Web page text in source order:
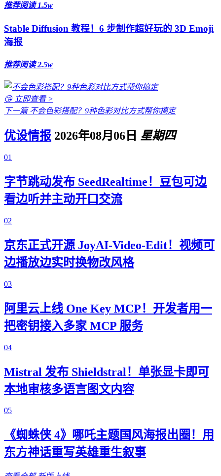
推荐阅读 1.5w
Stable Diffusion 教程！6 步制作超好玩的 3D Emoji
海报
推荐阅读 2.5w
😘 立即查看 >
下一篇不会色彩搭配？9种色彩对比方式帮你搞定
优设情报 2026年08月06日 星期四
01
字节跳动发布 SeedRealtime！豆包可边
看边听并主动开口交流
02
京东正式开源 JoyAI-Video-Edit！视频可
边播放边实时换物改风格
03
阿里云上线 One Key MCP！开发者用一
把密钥接入多家 MCP 服务
04
Mistral 发布 Shieldstral！单张显卡即可
本地审核多语言图文内容
05
《蜘蛛侠 4》哪吒主题国风海报出圈！用
东方神话重写英雄重生叙事